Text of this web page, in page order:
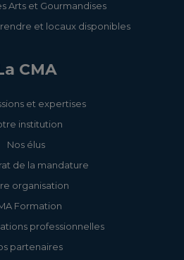
Arts et Gourmandises
et locaux disponibles
CMA
et expertises
institution
Nos élus
de la mandature
organisation
Formation
professionnelles
partenaires